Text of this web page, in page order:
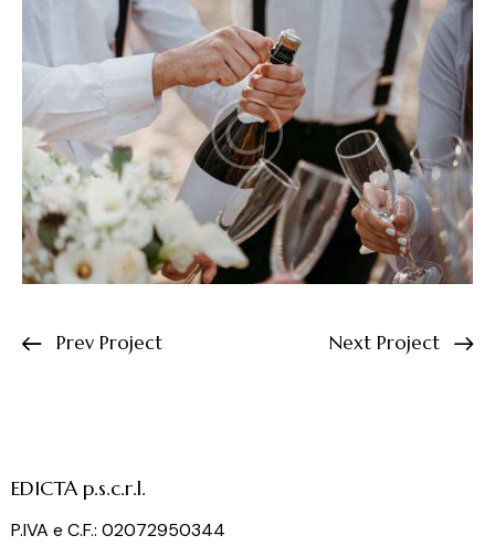
Prev Project Next Project
EDICTA p.s.c.r.l.
P.IVA e C.F.: 02072950344